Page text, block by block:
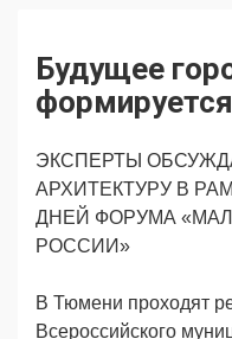
Продвижение Поздравляем
Будущее
ЭКСПЕРТЫ
АРХИТЕКТУРУ В
ДНЕЙ ФОРУМА
РОССИИ»
В Тюмени проходят
Всероссийского